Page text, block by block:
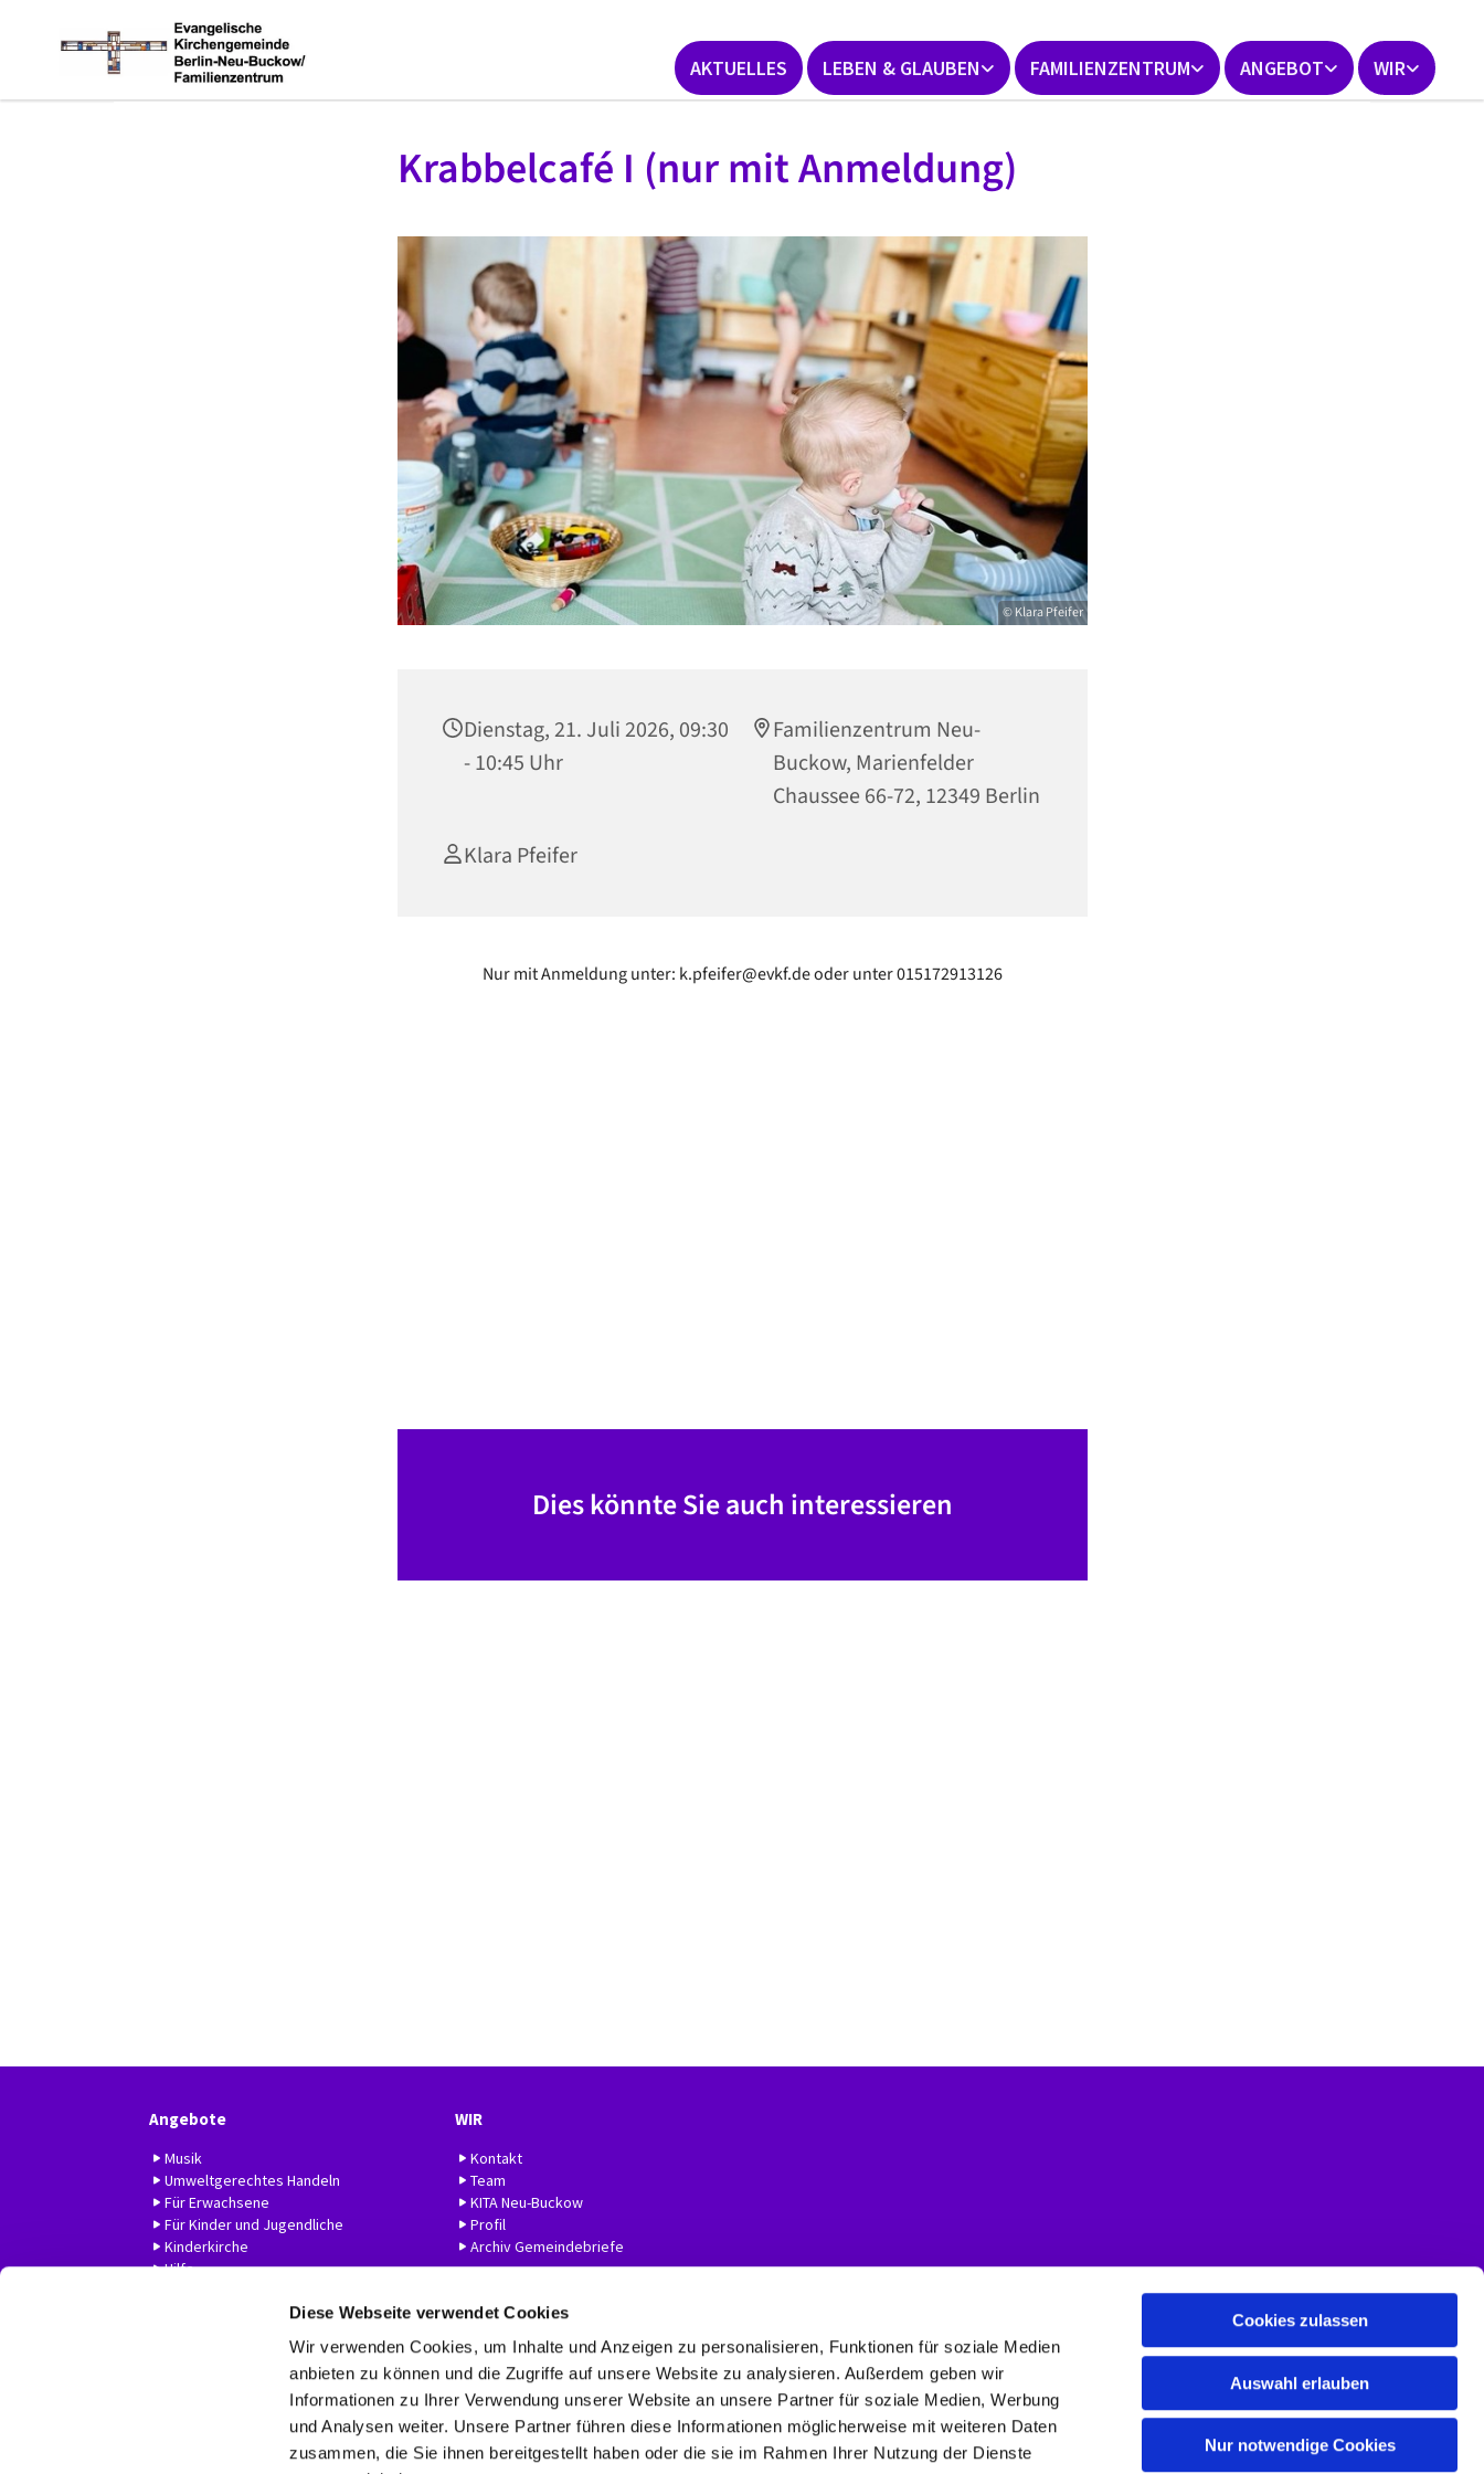
Diese Webseite verwendet Cookies
Wir verwenden Cookies, um Inhalte und Anzeigen zu personalisieren, Funktionen für soziale Medien
anbieten zu können und die Zugriffe auf unsere Website zu analysieren. Außerdem geben wir
Informationen zu Ihrer Verwendung unserer Website an unsere Partner für soziale Medien, Werbung
und Analysen weiter. Unsere Partner führen diese Informationen möglicherweise mit weiteren Daten
zusammen, die Sie ihnen bereitgestellt haben oder die sie im Rahmen Ihrer Nutzung der Dienste
Cookies zulassen
Auswahl erlauben
Nur notwendige Cookies
AKTUELLES LEBEN & GLAUBEN FAMILIENZENTRUM ANGEBOT WIR
Krabbelcafé I (nur mit Anmeldung)
© Klara Pfeifer
Dienstag, 21. Juli 2026, 09:30
- 10:45 Uhr
Familienzentrum Neu-
Buckow, Marienfelder
Chaussee 66-72, 12349 Berlin
Klara Pfeifer
Nur mit Anmeldung unter: k.pfeifer@evkf.de oder unter 015172913126
Dies könnte Sie auch interessieren
Angebote
Musik
Umweltgerechtes Handeln
Für Erwachsene
Für Kinder und Jugendliche
Kinderkirche
Hilfe
WIR
Kontakt
Team
KITA Neu-Buckow
Profil
Archiv Gemeindebriefe
Kontaktinformationen Impressum Erklärung zur Barrierefreiheit